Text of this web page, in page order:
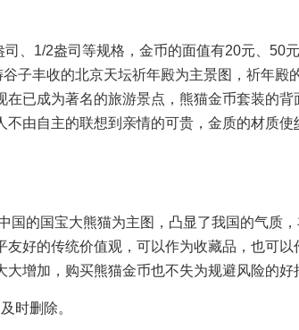
1/2盎司等规格，金币的面值有20元、50
子丰收的北京天坛祈年殿为主景图，祈年殿
已成为著名的旅游景点，熊猫金币套装的背
由自主的联想到亲情的可贵，金质的材质使
的国宝大熊猫为主图，凸显了我国的气质，
友好的传统价值观，可以作为收藏品，也可以
增加，购买熊猫金币也不失为规避风险的好
时删除。